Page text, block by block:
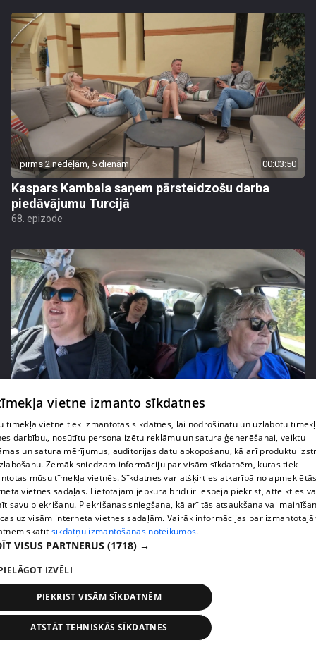
pirms 2 nedēļām, 5 dienām 00:03:50
Kaspars Kambala saņem pārsteidzošu darba
piedāvājumu Turcijā
68. epizode
pirms 2 nedēļām, 6 dienām
"Tevi sagaida pārsteigums!" Margarita Kolosova
satraukta par draudzeņu izdomu
71. epizode
vietne izmanto sīkdatnes
tīmekļa vietnē tiek izmantotas sīkdatnes, lai nodrošinātu un uzlabotu
darbību., nosūtītu personalizētu reklāmu un satura ģenerēšanai, veiktu
un satura mērījumus, auditorijas datu apkopošanu, kā arī produktu
Zemāk sniedzam informāciju par visām sīkdatnēm, kuras tiek
mūsu tīmekļa vietnēs. Sīkdatnes var atšķirties atkarībā no
vietnes sadaļas. Lietotājam jebkurā brīdī ir iespēja piekrist, atteikties
savu piekrišanu. Piekrišanas sniegšana, kā arī tās atsaukšana vai
uz visām interneta vietnes sadaļām. Vairāk informācijas par
skatīt sīkdatņu izmantošanas noteikumos.
VISUS PARTNERUS (1718) →
IZVĒLI
PIEKRIST VISĀM SĪKDATNĒM
ATSTĀT TEHNISKĀS SĪKDATNES